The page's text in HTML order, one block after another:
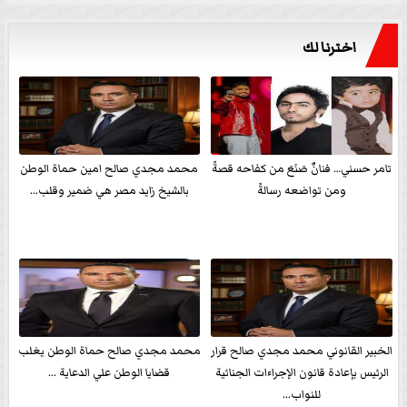
اخترنا لك
تامر حسني… فنانٌ صَنَعَ من كفاحه قصةً
ومن تواضعه رسالةً
محمد مجدي صالح امين حماة الوطن
بالشيخ زايد مصر هي ضمير وقلب...
الخبير القانوني محمد مجدي صالح قرار
الرئيس بإعادة قانون الإجراءات الجنائية
للنواب...
محمد مجدي صالح حماة الوطن يغلب
قضايا الوطن علي الدعاية ...